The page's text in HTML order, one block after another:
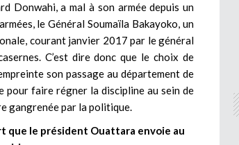
Donwahi, a mal à son armée depuis un
le Général Soumaïla Bakayoko, un
courant janvier 2017 par le général
C’est dire donc que le choix de
son passage au département de
pour faire régner la discipline au sein de
gangrenée par la politique.
que le président Ouattara envoie au